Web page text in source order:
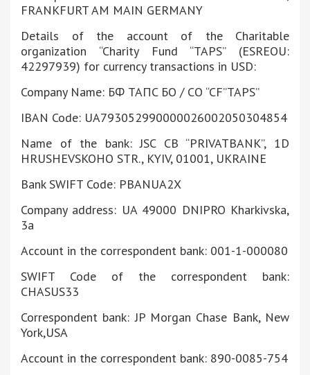
FRANKFURT AM MAIN GERMANY
Details of the account of the Charitable
organization “Charity Fund “TAPS” (ESREOU:
42297939) for currency transactions in USD:
Company Name: БФ TAПC БО / CO “CF”TAPS”
IBAN Code: UA793052990000026002050304854
Name of the bank: JSC CB “PRIVATBANK”, 1D
HRUSHEVSKOHO STR., KYIV, 01001, UKRAINE
Bank SWIFT Code: PBANUA2X
Company address: UA 49000 DNIPRO Kharkivska,
3a
Account in the correspondent bank: 001-1-000080
SWIFT Code of the correspondent bank:
CHASUS33
Correspondent bank: JP Morgan Chase Bank, New
York,USA
Account in the correspondent bank: 890-0085-754